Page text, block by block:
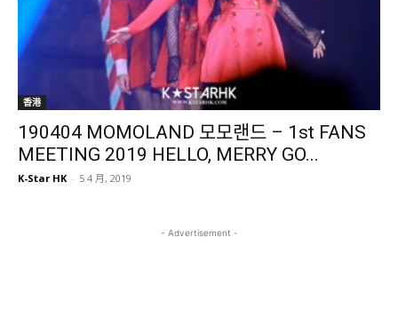
香港
190404 MOMOLAND 모모랜드 – 1st FANS
MEETING 2019 HELLO, MERRY GO...
K-Star HK - 5 4 月, 2019
- Advertisement -